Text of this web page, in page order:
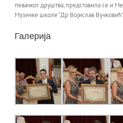
певачког друштва, представила се и
Музичке школе “Др Војислав Вучковић”.
Галерија